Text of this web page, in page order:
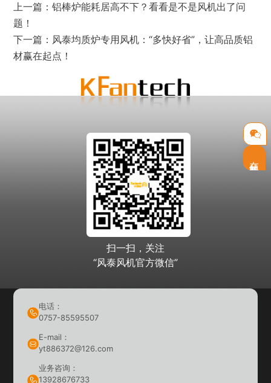
上一篇：铝棒炉能耗居高不下？看看是不是风机出了问
题！
下一篇： 风泰均质炉专用风机：“多快好省”，让高品质铝
材赢在起点！
扫一扫，关注
“风泰风机官方微信”
电话：
0757-85595507
E-mail：
yt886372@126.com
业务咨询：
13928676733